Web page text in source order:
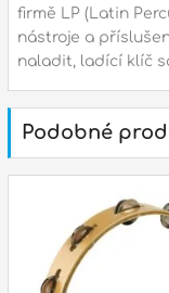
sobota : ZAVŘENO
neděle : ZAVŘENO
státní svátky :
firmě LP (Latin
nástroje a
naladit, ladící klíč
Podobné